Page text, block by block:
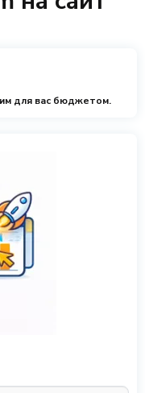
для вас бюджетом.